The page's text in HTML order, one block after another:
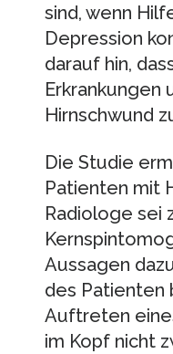
sind, wenn
Depression
darauf hin,
Erkrankungen
Hirnschwund
Die Studie
Patienten mit
Radiologe sei
Aussagen
des Patienten
Auftreten
im Kopf nicht